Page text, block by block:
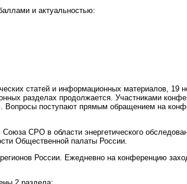
и актуальностью:
статей и информационных материалов, 19
разделах продолжается. Участниками
Вопросы поступают прямым обращением на
СРО в области энергетического
Общественной палаты России.
России. Ежедневно на конференцию